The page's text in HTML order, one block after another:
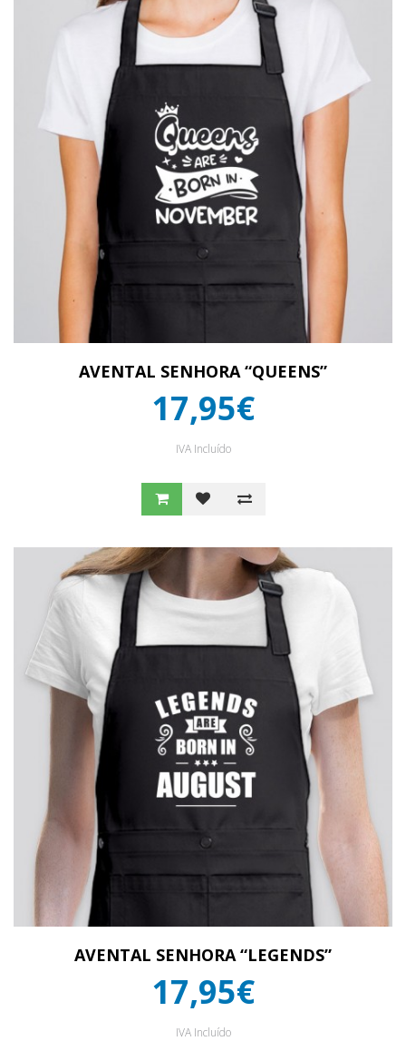
AVENTAL SENHORA “QUEENS”
17,95€
IVA Incluído
AVENTAL SENHORA “LEGENDS”
17,95€
IVA Incluído